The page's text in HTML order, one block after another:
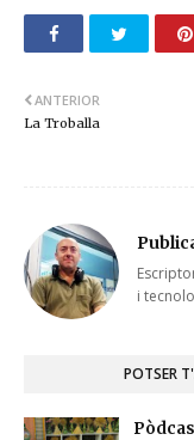
ANTERIOR
La Troballa
i
POTSER